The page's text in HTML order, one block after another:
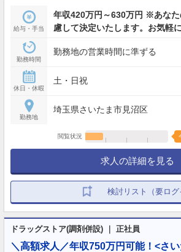
給与・手当
年収420万円～630万円 ※あな
慮して決定いたします。お気軽
勤務時間
勤務地の営業時間に準ずる
休日・休暇
土・日祝
勤務地
埼玉県さいたま市見沼区
閲覧状況
求人の詳細を見る
検討リスト（要ログ
ドラッグストア(調剤併設) ｜ 正社員
＼高額求人／年収750万円可能！<さ